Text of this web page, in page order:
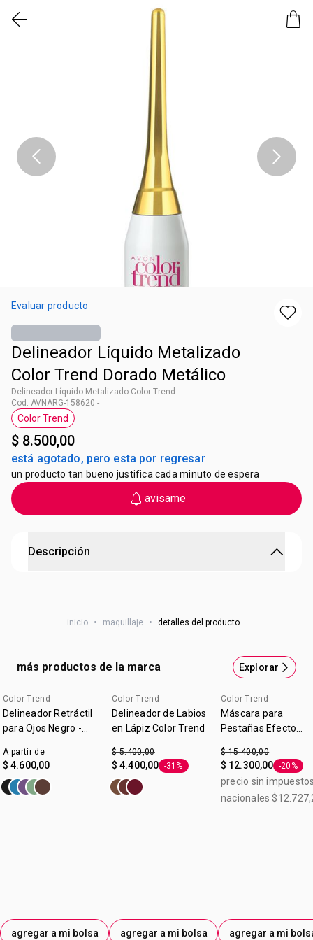
Evaluar producto
Delineador Líquido Metalizado
Color Trend Dorado Metálico
Delineador Líquido Metalizado Color Trend
Cod. AVNARG-158620 -
Etiqueta Color Trend
Color Trend
$ 8.500,00
está agotado, pero esta por regresar
un producto tan bueno justifica cada minuto de espera
avisame
Descripción
Delineador líquido con el trazo preciso para enmarcar,
tus looks sean únicos.Contenido: 3ml. Origen: Argentina.
inicio • maquillaje • detalles del producto
más productos de la marca Explorar
Color Trend
Delineador Retráctil
para Ojos Negro -
A partir de
$ 4.600,00
agregar a mi bolsa
Color Trend
Delineador de Labios
en Lápiz Color Trend
$ 5.400,00
$ 4.400,00 Etiqueta -31%
-31%
agregar a mi bolsa
Color Trend
Máscara para
Pestañas Efecto
Longitud Color
Chocolate 7g
$ 15.400,00
$ 12.300,00 Etiqueta
-20%
precio sin
nacionales
agregar a mi